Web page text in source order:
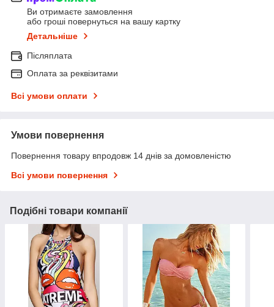
Ви отримаєте замовлення
або гроші повернуться на вашу картку
Детальніше
Післяплата
Оплата за реквізитами
Всі умови оплати
Умови повернення
Повернення товару впродовж 14 днів за домовленістю
Всі умови повернення
Подібні товари компанії